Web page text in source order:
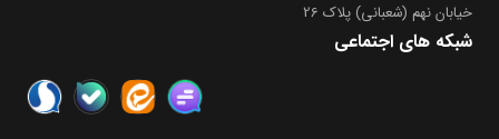
خیابان نهم (شعبانی) پلاک 26
شبکه های اجتماعی